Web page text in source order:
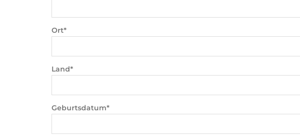
Ort*
Land*
Geburtsdatum*